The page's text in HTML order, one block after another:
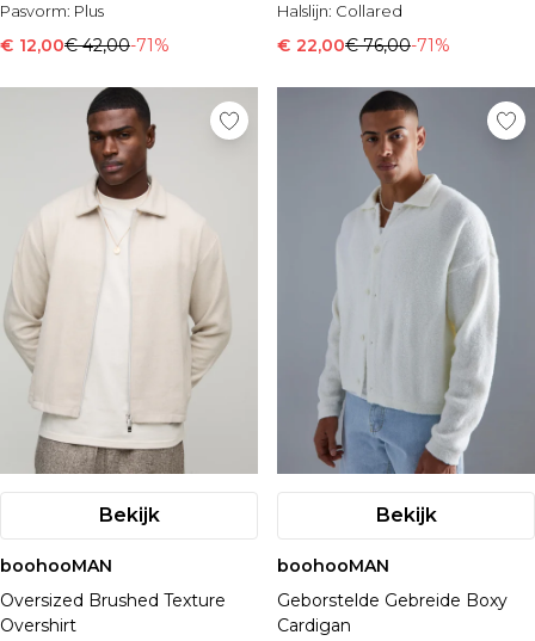
Pasvorm: Plus
€ 12,00€ 42,00-71%
Halslijn: Collared
€ 22,00€ 76,00-71%
Bekijk
boohooMAN
Oversized Brushed Texture
Overshirt
Bekijk
boohooMAN
Geborstelde Gebreide Boxy
Cardigan